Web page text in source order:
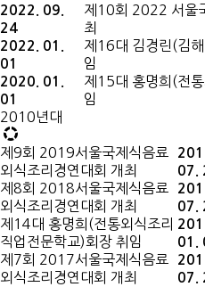
2022. 09.
24
제10회 2022 서울
최
2022. 01.
01
제16대 김경린(김
임
2020. 01.
01
제15대 홍명희(전
임
2010년대
제9회 2019서울국제식음료
외식조리경연대회 개최
07.
제8회 2018서울국제식음료
외식조리경연대회 개최
07.
제14대 홍명희(전통외식조리
직업전문학교)회장 취임
01.
제7회 2017서울국제식음료
외식조리경연대회 개최
07.